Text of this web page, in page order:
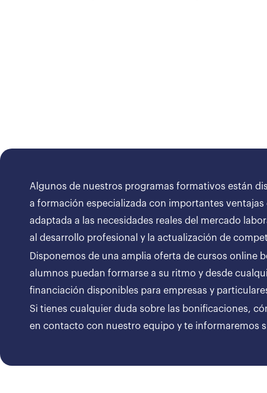
Algunos de nuestros programas formativos están
a formación especializada con importantes
adaptada a las necesidades reales del mercado
al desarrollo profesional y la actualización de
Disponemos de una amplia oferta de cursos online
alumnos puedan formarse a su ritmo y desde
financiación disponibles para empresas y
Si tienes cualquier duda sobre las bonificaciones,
en contacto con nuestro equipo y te informaremos